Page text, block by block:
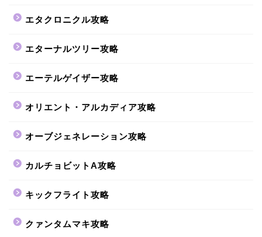
エタクロニクル攻略
エターナルツリー攻略
エーテルゲイザー攻略
オリエント・アルカディア攻略
オーブジェネレーション攻略
カルチョビットA攻略
キックフライト攻略
クァンタムマキ攻略